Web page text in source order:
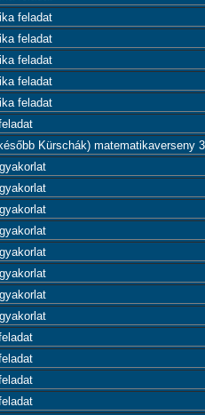
feladat
feladat
feladat
feladat
feladat
Kürschák) matematikaverseny